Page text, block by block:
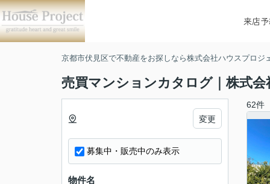
来店
京都市伏見区で不動産をお探しなら株式会社ハウスプロジ
売買マンションカタログ｜株式
変更
募集中・販売中のみ表示
物件名
62件